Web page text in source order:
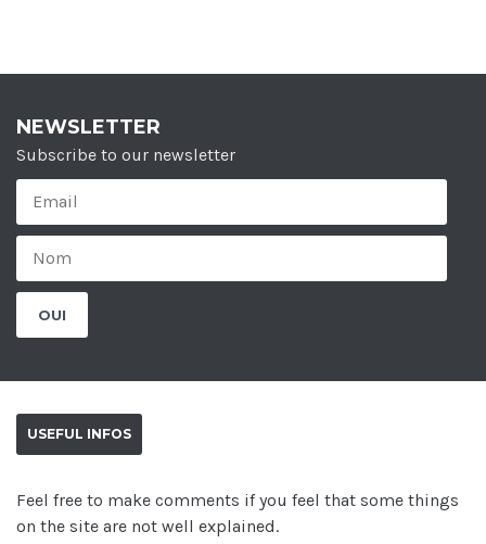
NEWSLETTER
Subscribe to our newsletter
USEFUL INFOS
Feel free to make comments if you feel that some things
on the site are not well explained.